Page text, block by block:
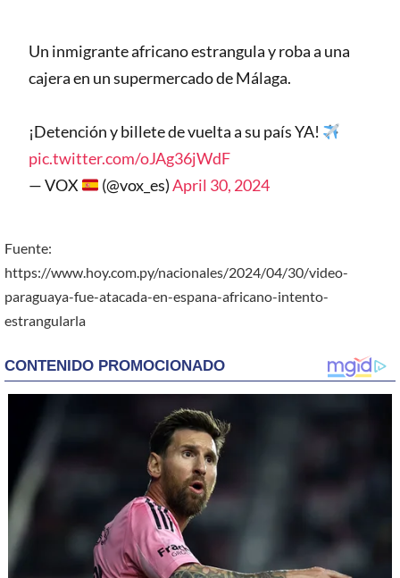
Un inmigrante africano estrangula y roba a una
cajera en un supermercado de Málaga.
¡Detención y billete de vuelta a su país YA!
pic.twitter.com/oJAg36jWdF
— VOX
(@vox_es)April 30, 2024
Fuente:
https://www.hoy.com.py/nacionales/2024/04/30/video-
paraguaya-fue-atacada-en-espana-africano-intento-
estrangularla